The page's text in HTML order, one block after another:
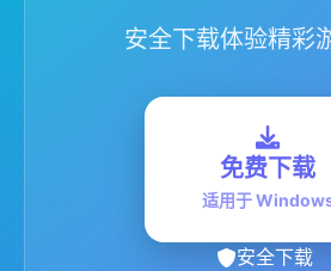
安全下载体验精彩
免费下载
适用于
安全下载